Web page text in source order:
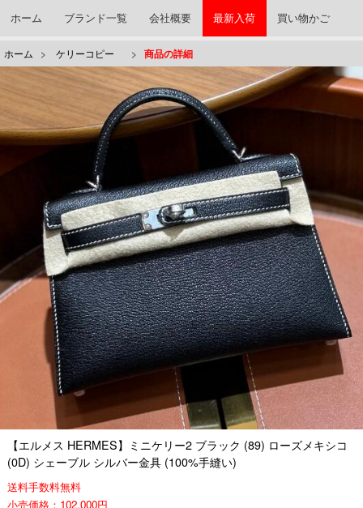
ホーム ブランド一覧 会社概要 最新入荷 買い物かご
ホーム > ケリーコピー > 商品の詳細
【エルメス HERMES】ミニケリー2 ブラック (89) ローズメキシコ
(0D) シェーブル シルバー金具 (100%手縫い)
送料手数料無料
小売価格：102,000円